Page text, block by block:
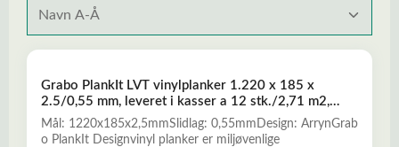
Grabo PlankIt LVT vinylplanker 1.220 x 185 x
2.5/0,55 mm, leveret i kasser a 12 stk./2,71 m2,
design Arryn
Mål: 1220x185x2,5mmSlidlag: 0,55mmDesign: ArrynGrab
o PlankIt Designvinyl planker er miljøvenlige